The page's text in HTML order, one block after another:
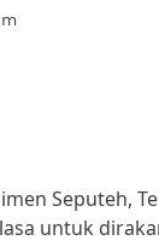
Seputeh,
untuk